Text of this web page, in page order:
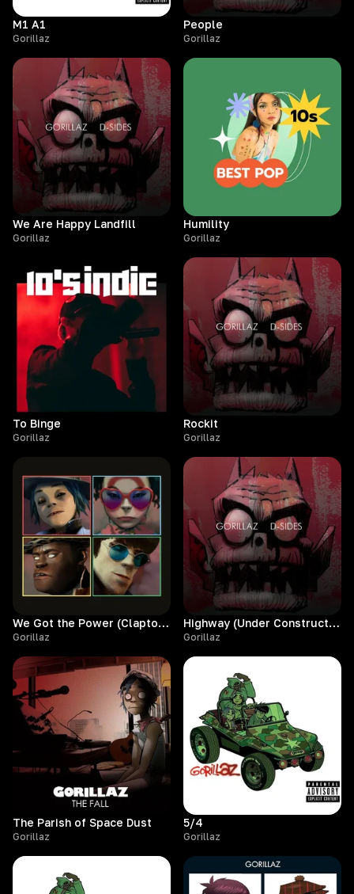
M1 A1
Gorillaz
People
Gorillaz
We Are Happy Landfill
Gorillaz
Humility
Gorillaz
To Binge
Gorillaz
Rockit
Gorillaz
We Got the Power (Claptone Remix)
Gorillaz
Highway (Under Construction)
Gorillaz
The Parish of Space Dust
Gorillaz
5/4
Gorillaz